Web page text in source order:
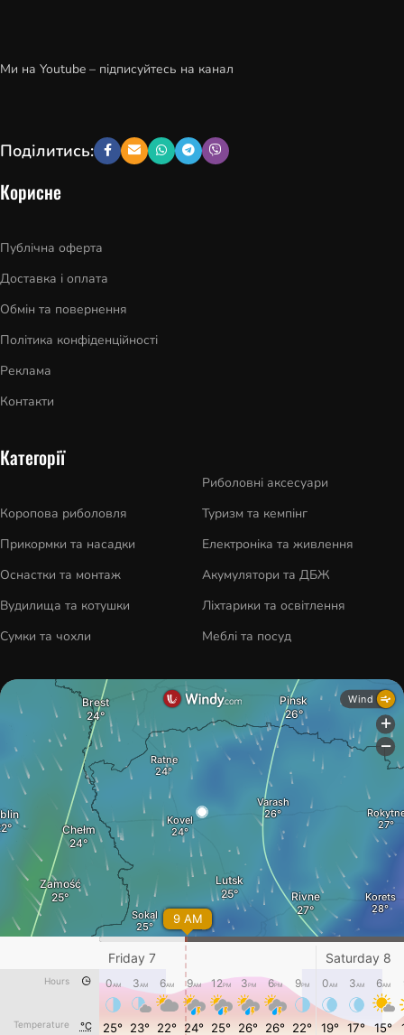
Ми на Youtube – підписуйтесь на канал
Поділитись:
Корисне
Публічна оферта
Доставка і оплата
Обмін та повернення
Політика конфіденційності
Реклама
Контакти
Категорії
Коропова риболовля
Прикормки та насадки
Оснастки та монтаж
Вудилища та котушки
Сумки та чохли
Риболовні аксесуари
Туризм та кемпінг
Електроніка та живлення
Акумулятори та ДБЖ
Ліхтарики та освітлення
Меблі та посуд